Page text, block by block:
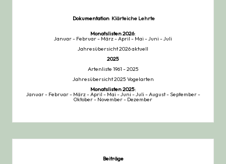
Dokumentation Klärteiche Lehrte
Monatslisten2026:
Januar- Februar- März-April - Mai -Juni -Juli
Jahresübersicht 2026 aktuell
2025
Artenliste 1961 - 2025
Jahresübersicht 2025 Vogelarten
Monatslisten2025:
Januar- Februar- März-April - Mai -Juni -Juli -August-September-
Oktober- November- Dezember
Beiträge